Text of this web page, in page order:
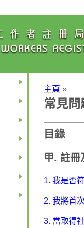
主頁 »
常見問
目錄
甲. 註冊
1. 我是否
2. 我將首
3. 當取得